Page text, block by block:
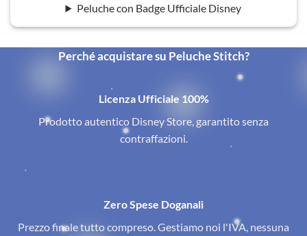
Peluche con Badge Ufficiale Disney
Perché acquistare su Peluche Stitch?
Licenza Ufficiale 100%
Prodotto autentico Disney Store, garantito senza
contraffazioni.
Zero Spese Doganali
Prezzo finale tutto compreso. Gestiamo noi l'IVA, nessuna